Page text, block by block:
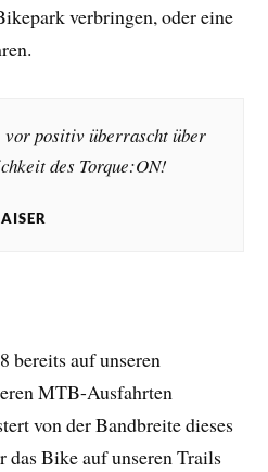
verbringen, oder eine
vor positiv überrascht über
des Torque:ON!
bereits auf unseren
MTB-Ausfahrten
von der Bandbreite dieses
Bike auf unseren Trails